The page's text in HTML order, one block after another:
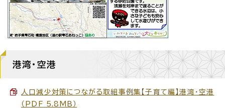
港湾・空港
人口減少対策につながる取組事例集【子育て編】港湾・空港
（PDF 5.8MB）